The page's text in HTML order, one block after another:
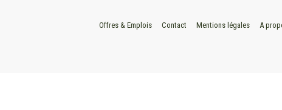
Offres & Emplois Contact Mentions légales A